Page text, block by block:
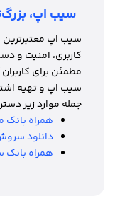
سیب اپ،
سیب اپ معتبرترین
کاربری، امنیت و
مطمئن برای
سیب اپ و تهیه
جمله موارد زیر
همراه
دانلود
همراه بانک